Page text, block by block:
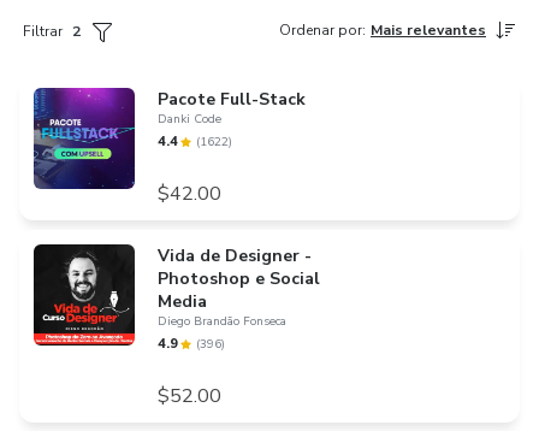
Ordenar por: Mais relevantes
Filtrar 2
Pacote Full-Stack
Danki Code
4.4 (1622)
$42.00
Vida de Designer -
Photoshop e Social
Media
Diego Brandão Fonseca
4.9 (396)
$52.00